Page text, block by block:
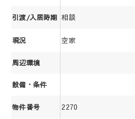
引渡/入居時期 相談
現況 空家
周辺環境
設備・条件
物件番号 2270